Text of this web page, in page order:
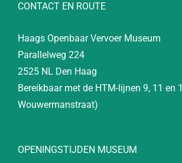
CONTACT EN ROUTE
Haags Openbaar Vervoer Museum
Parallelweg 224
2525 NL Den Haag
Bereikbaar met de HTM-lijnen 9, 11 en
Wouwermanstraat)
OPENINGSTIJDEN MUSEUM